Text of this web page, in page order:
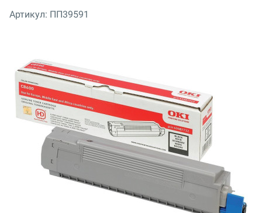
Артикул: ПП39591